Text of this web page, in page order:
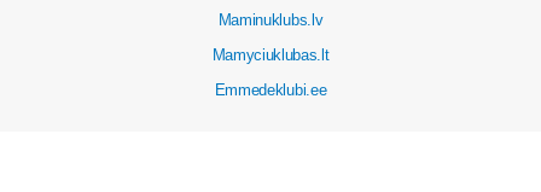
Maminuklubs.lv
Mamyciuklubas.lt
Emmedeklubi.ee